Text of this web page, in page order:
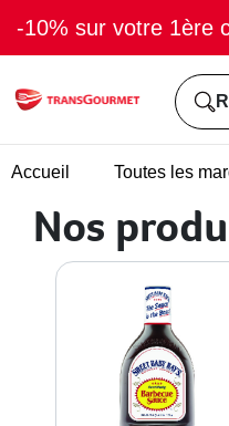
-10% sur votre 1ère
Accueil Toutes les
Nos